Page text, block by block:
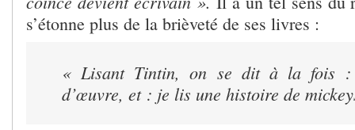
s’étonne plus de la brièveté de ses livres :
« Lisant Tintin, on se dit à la fois
d’œuvre, et : je lis une histoire de